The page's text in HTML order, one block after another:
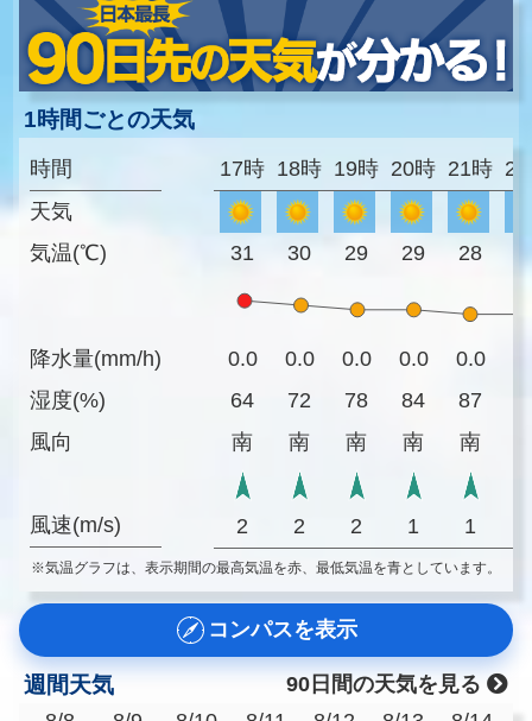
1時間ごとの天気
時間
天気
気温(℃)
降水量(mm/h)
湿度(%)
風向
風速(m/s)
17時 18時 19時 20時 21時
31 30 29 29 28
0.0 0.0 0.0 0.0 0.0
64
72 78 84 87
南
南 南 南 南
2 2 2 1 1
※気温グラフは、表示期間の最高気温を赤、最低気温を青としています。
コンパスを表示
週間天気
90日間の天気を見る